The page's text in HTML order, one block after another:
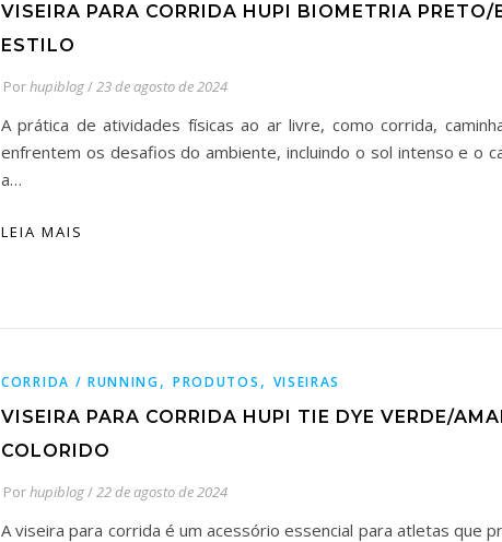
VISEIRA PARA CORRIDA HUPI BIOMETRIA
ESTILO
Porhupiblog/23 de agosto de 2024
A prática de atividades físicas ao ar livre, como corrida,
enfrentem os desafios do ambiente, incluindo o sol intenso e o
a…
LEIA MAIS
CORRIDA / RUNNING, PRODUTOS , VISEIRAS
VISEIRA PARA CORRIDA HUPI TIE DYE VERDE/
COLORIDO
Porhupiblog/22 de agosto de 2024
A viseira para corrida é um acessório essencial para atletas que